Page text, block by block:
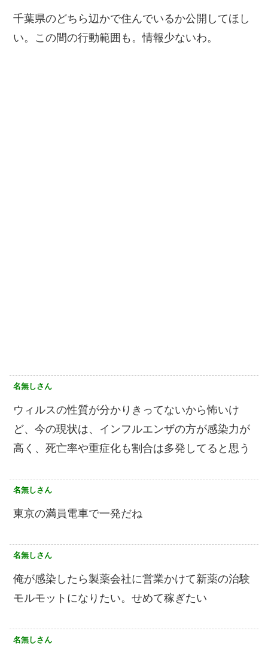
千葉県のどちら辺かで住んでいるか公開してほし
い。この間の行動範囲も。情報少ないわ。
名無しさん
ウィルスの性質が分かりきってないから怖いけ
ど、今の現状は、インフルエンザの方が感染力が
高く、死亡率や重症化も割合は多発してると思う
名無しさん
東京の満員電車で一発だね
名無しさん
俺が感染したら製薬会社に営業かけて新薬の治験
モルモットになりたい。せめて稼ぎたい
名無しさん